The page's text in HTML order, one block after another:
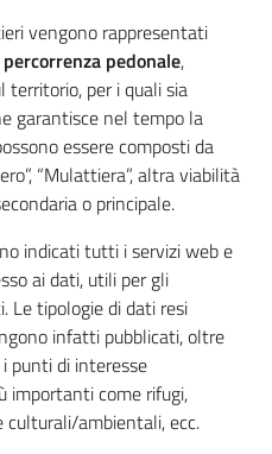
vengono rappresentati
pedonale,
per i quali sia
garantisce nel tempo la
essere composti da
“Mulattiera”, altra viabilità
o principale.
indicati tutti i servizi web e
ai dati, utili per gli
Le tipologie di dati resi
infatti pubblicati, oltre
punti di interesse
importanti come rifugi,
culturali/ambientali, ecc.